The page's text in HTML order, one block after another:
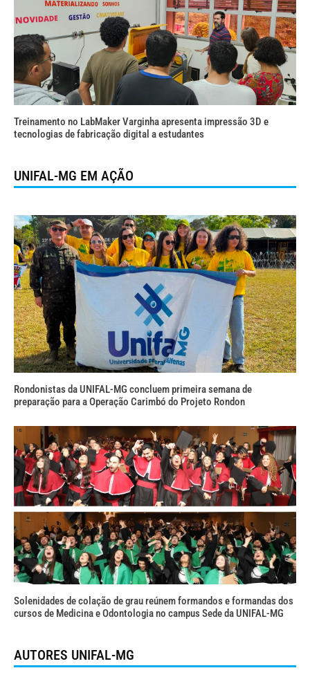
Treinamento no LabMaker Varginha apresenta impressão 3D e
tecnologias de fabricação digital a estudantes
UNIFAL-MG EM AÇÃO
Rondonistas da UNIFAL-MG concluem primeira semana de
preparação para a Operação Carimbó do Projeto Rondon
Solenidades de colação de grau reúnem formandos e formandas dos
cursos de Medicina e Odontologia no campus Sede da UNIFAL-MG
AUTORES UNIFAL-MG